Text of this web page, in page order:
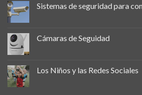
Sistemas de seguridad para
Cámaras de Seguidad
Los Niños y las Redes Sociales